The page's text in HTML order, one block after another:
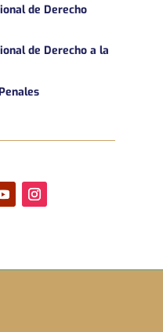
de Derecho
de Derecho a la